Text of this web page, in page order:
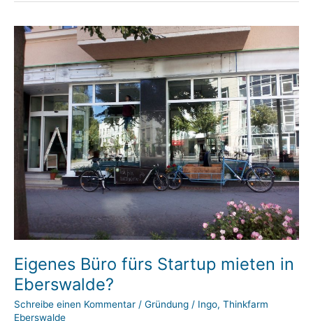
Thinkfarm
Eigenes Büro fürs Startup mieten in
Eberswalde?
Schreibe einen Kommentar / Gründung / Ingo, Thinkfarm
Eberswalde